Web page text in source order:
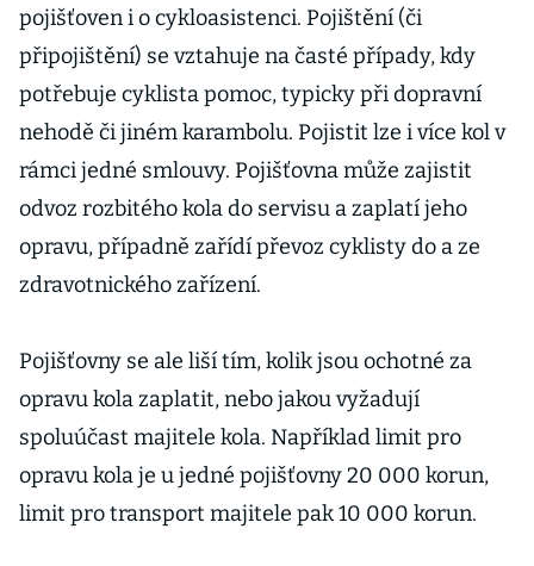
pojišťoven i o cykloasistenci. Pojištění (či
připojištění) se vztahuje na časté případy, kdy
potřebuje cyklista pomoc, typicky při dopravní
nehodě či jiném karambolu. Pojistit lze i více kol v
rámci jedné smlouvy. Pojišťovna může zajistit
odvoz rozbitého kola do servisu a zaplatí jeho
opravu, případně zařídí převoz cyklisty do a ze
zdravotnického zařízení.
Pojišťovny se ale liší tím, kolik jsou ochotné za
opravu kola zaplatit, nebo jakou vyžadují
spoluúčast majitele kola. Například limit pro
opravu kola je u jedné pojišťovny 20 000 korun,
limit pro transport majitele pak 10 000 korun.